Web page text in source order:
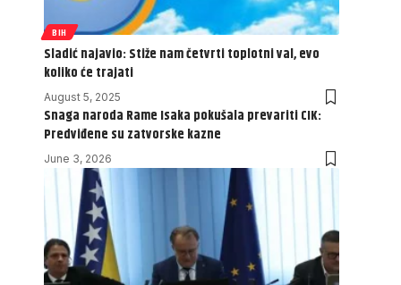
BIH
Sladić najavio: Stiže nam četvrti toplotni val, evo
koliko će trajati
August 5, 2025
Snaga naroda Rame Isaka pokušala prevariti CIK:
Predviđene su zatvorske kazne
June 3, 2026